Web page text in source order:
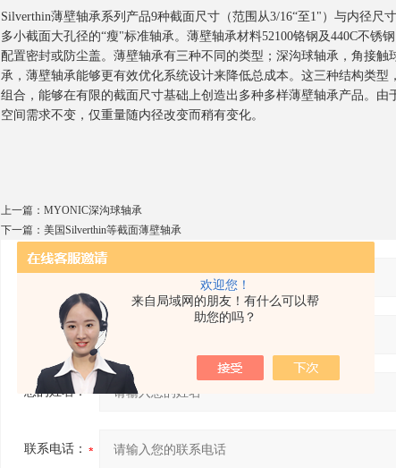
欢迎您！
来自局域网的朋友！有什么可以帮
助您的吗？
Silverthin薄壁轴承系列产品9种截面尺寸（范围从3/16“至1"）与内径尺
多小截面大孔径的“瘦"标准轴承。薄壁轴承材料52100铬钢及440C不锈
配置密封或防尘盖。薄壁轴承有三种不同的类型；深沟球轴承，角接
承，薄壁轴承能够更有效优化系统设计来降低总成本。这三种结构类
组合，能够在有限的截面尺寸基础上创造出多种多样薄壁轴承产品。
空间需求不变，仅重量随内径改变而稍有变化。
上一篇： MYONIC深沟球轴承
下一篇： 美国Silverthin等截面薄壁轴承
产品：
您的单位：
您的姓名：
联系电话：